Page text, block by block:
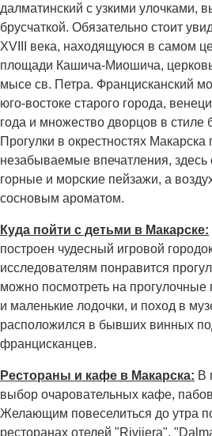
далматинский с узкими улочками,
брусчаткой. Обязательно стоит
XVIII века, находящуюся в самом
площади Кашича-Миошича,
мысе св. Петра. Францисканский
юго-востоке старого города,
года и множество дворцов в стиле
Прогулки в окрестностях Макарска
незабываемые впечатления,
горные и морские пейзажи, а
сосновым ароматом.
Куда пойти с детьми в Макарске:
построен чудесный игровой
исследователям понравится
можно посмотреть на прогулочные
и маленькие лодочки, и поход в
расположился в бывших винных
францисканцев.
Рестораны и кафе в Макарска: В
выбор очаровательных кафе,
Желающим повеселиться до утра
ресторанах отелей "Rivijera",